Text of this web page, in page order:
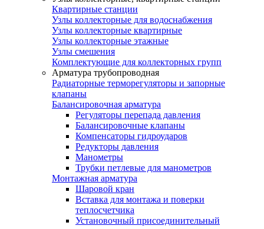
Квартирные станции
Узлы коллекторные для водоснабжения
Узлы коллекторные квартирные
Узлы коллекторные этажные
Узлы смешения
Комплектующие для коллекторных групп
Арматура трубопроводная
Радиаторные терморегуляторы и запорные
клапаны
Балансировочная арматура
Регуляторы перепада давления
Балансировочные клапаны
Компенсаторы гидроударов
Редукторы давления
Манометры
Трубки петлевые для манометров
Монтажная арматура
Шаровой кран
Вставка для монтажа и поверки
теплосчетчика
Установочный присоединительный